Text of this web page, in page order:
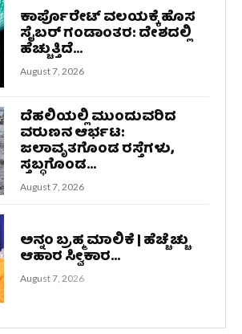
ಕಾರ್ಪೊರೇಟ್ ವಲಯಕ್ಕೆ ಹೊಸ
ಸೈಬರ್ ಗಂಡಾಂತರ: ದೇಶದಲ್ಲಿ
ಹೆಚ್ಚುತ್ತಿದೆ...
August 7, 2026
ದೆಹಲಿಯಲ್ಲಿ ಮುಂದುವರಿದ
ವರುಣನ ಆರ್ಭಟ:
ಜಲಾವೃತಗೊಂಡ ರಸ್ತೆಗಳು,
ಸ್ತಬ್ಧಗೊಂಡ...
August 7, 2026
ಅನ್ನಂ ಬ್ರಹ್ಮ ಮಾಲಿಕೆ | ಹೆಚ್ಚೆಚ್ಚು
ಆಹಾರ ಸ್ವೀಕಾರ...
August 7, 2026